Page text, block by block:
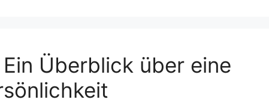
Überblick über eine